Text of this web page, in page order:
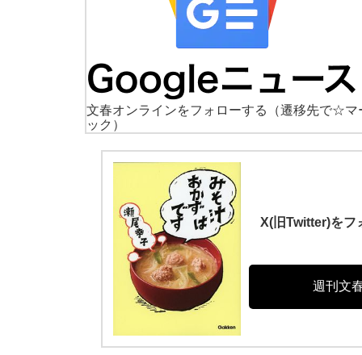
文春オンラインをフォローする
（遷移先で☆マ
ック）
X(旧Twitter)をフ
週刊文